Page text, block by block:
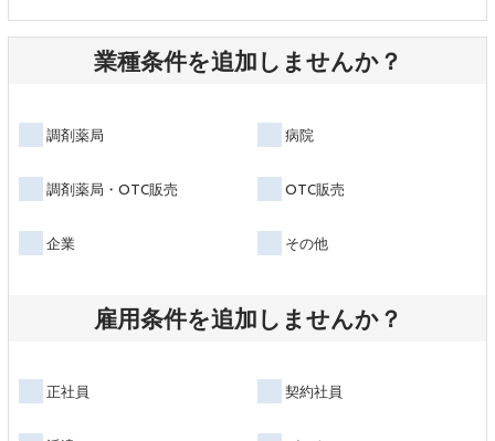
業種条件を追加しませんか？
調剤薬局 病院
調剤薬局・OTC販売 OTC販売
企業 その他
雇用条件を追加しませんか？
正社員 契約社員